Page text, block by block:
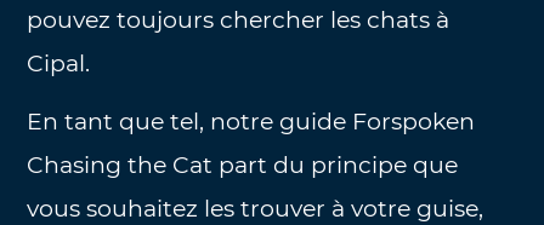
pouvez toujours chercher les chats à
Cipal.
En tant que tel, notre guide Forspoken
Chasing the Cat part du principe que
vous souhaitez les trouver à votre guise,